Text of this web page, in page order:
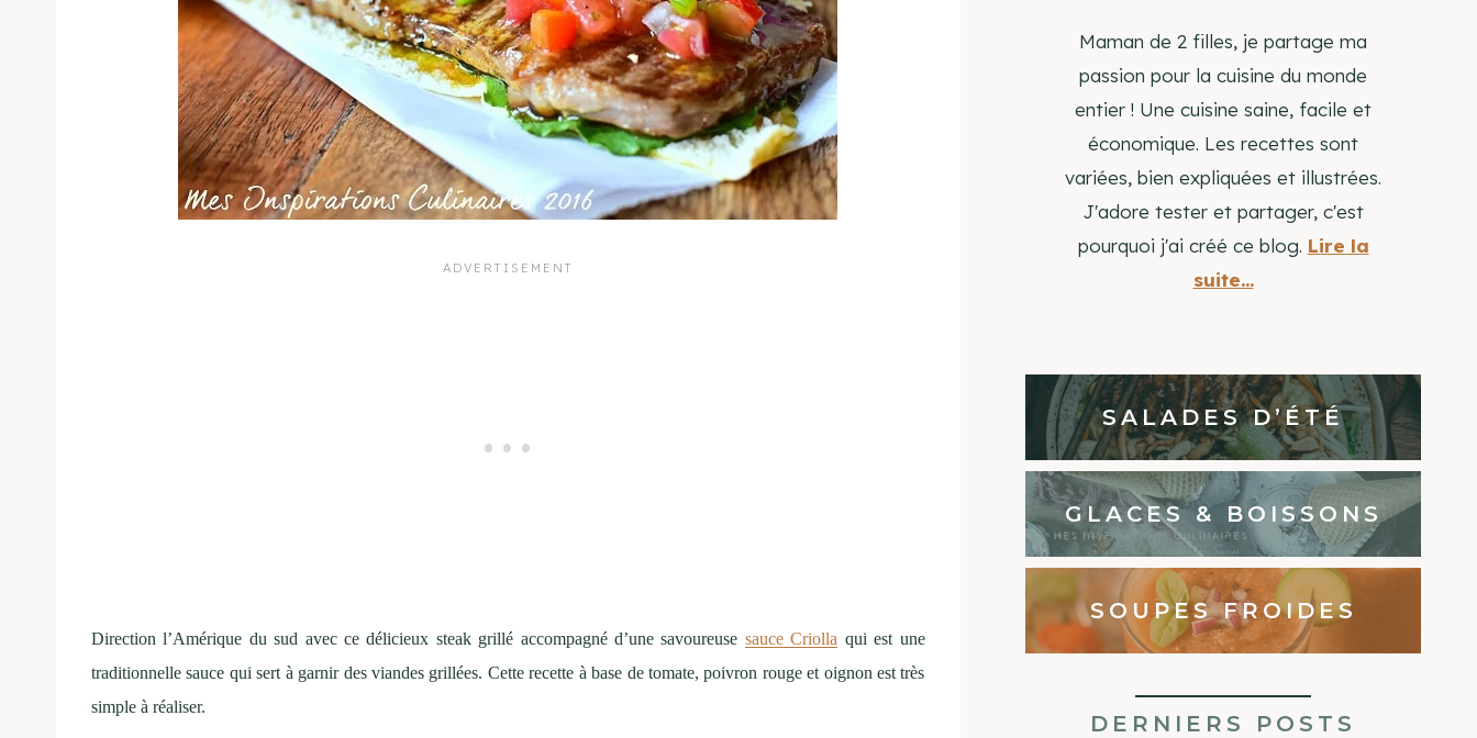
Direction l’Amérique du sud avec ce délicieux steak grillé accompagné d’une savoureuse sauce Criolla qui est une
traditionnelle sauce qui sert à garnir des viandes grillées. Cette recette à base de tomate, poivron rouge et oignon est très
simple à réaliser.
Maman de 2 filles, je partage ma
passion pour la cuisine du monde
entier ! Une cuisine saine, facile et
économique. Les recettes sont
variées, bien expliquées et illustrées.
J'adore tester et partager, c'est
pourquoi j'ai créé ce blog. Lire la
suite...
SALADES D’ÉTÉ
GLACES & BOISSONS
SOUPES FROIDES
DERNIERS POSTS